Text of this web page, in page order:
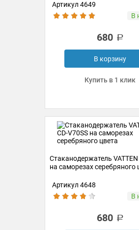
Артикул 4649
В
680
В корзину
Купить в 1 клик
Стаканодержатель VATTEN
на саморезах серебряного
Артикул 4648
В
680